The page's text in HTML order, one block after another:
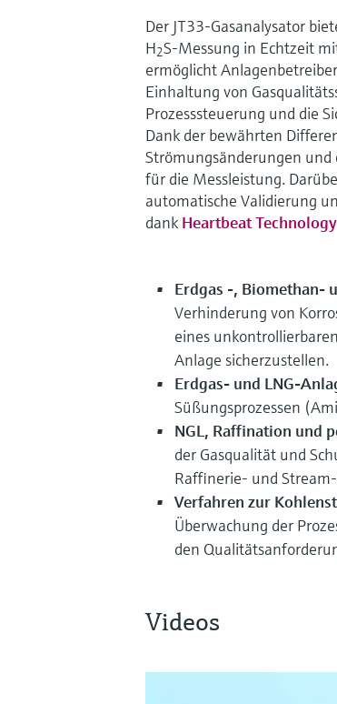
Der JT33-Gasanalysator
H2S-Messung in Echtzeit
ermöglicht
Einhaltung von
Prozesssteuerung und die
Dank der bewährten
Strömungsänderungen
für die Messleistung.
automatische Validierung
dank Heartbeat Technology
Erdgas -, Biomethan-
Verhinderung von
eines
Anlage sicherzustellen.
Erdgas- und LNG-
Süßungsprozessen
NGL, Raffination und
der Gasqualität und
Raffinerie- und
Verfahren zur
Überwachung der
den
Videos